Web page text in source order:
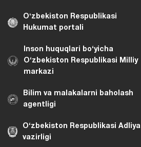
Oʻzbekiston Respublikasi
Hukumat portali
Inson huquqlari bo‘yicha
O‘zbekiston Respublikasi Milliy
markazi
Bilim va malakalarni baholash
agentligi
O‘zbekiston Respublikasi Adliya
vazirligi